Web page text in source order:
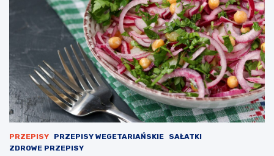
PRZEPISY PRZEPISY WEGETARIAŃSKIE
SAŁATKI
ZDROWE PRZEPISY